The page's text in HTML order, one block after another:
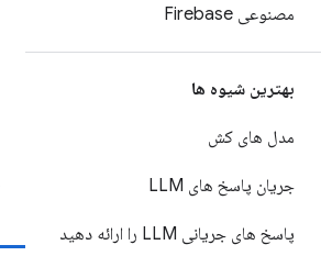
مصنوعی Firebase
بهترین شیوه ها
مدل های کش
جریان پاسخ های LLM
پاسخ های جریانی LLM را ارائه دهید